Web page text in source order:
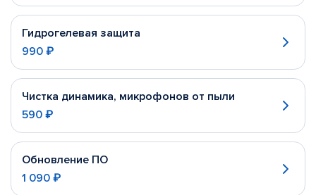
Гидрогелевая защита
990 ₽
Чистка динамика, микрофонов от пыли
590 ₽
Обновление ПО
1 090 ₽